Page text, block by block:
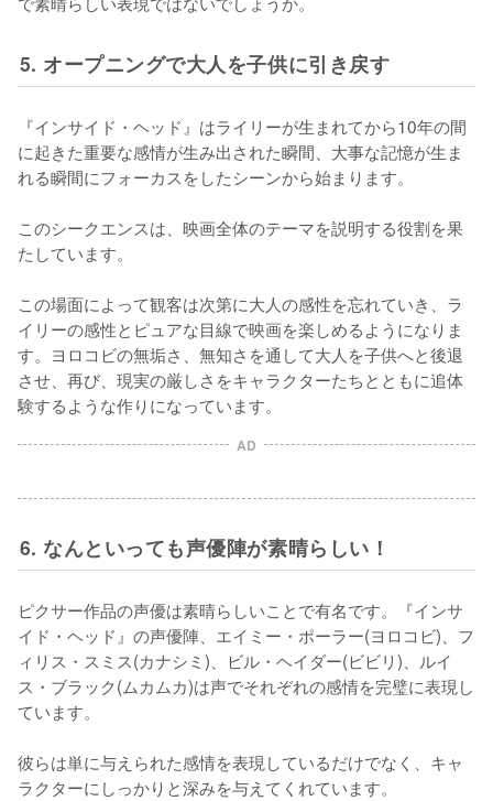
5. オープニングで大人を子供に引き戻す
『インサイド・ヘッド』はライリーが生まれてから10年の間
に起きた重要な感情が生み出された瞬間、大事な記憶が生ま
れる瞬間にフォーカスをしたシーンから始まります。
このシークエンスは、映画全体のテーマを説明する役割を果
たしています。
この場面によって観客は次第に大人の感性を忘れていき、ラ
イリーの感性とピュアな目線で映画を楽しめるようになりま
す。ヨロコビの無垢さ、無知さを通して大人を子供へと後退
させ、再び、現実の厳しさをキャラクターたちとともに追体
験するような作りになっています。
AD
6. なんといっても声優陣が素晴らしい！
ピクサー作品の声優は素晴らしいことで有名です。『インサ
イド・ヘッド』の声優陣、エイミー・ポーラー(ヨロコビ)、フ
ィリス・スミス(カナシミ)、ビル・ヘイダー(ビビリ)、ルイ
ス・ブラック(ムカムカ)は声でそれぞれの感情を完璧に表現し
ています。
彼らは単に与えられた感情を表現しているだけでなく、キャ
ラクターにしっかりと深みを与えてくれています。